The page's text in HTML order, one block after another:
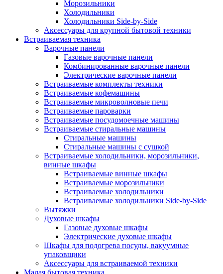
Морозильники
Холодильники
Холодильники Side-by-Side
Аксессуары для крупной бытовой техники
Встраиваемая техника
Варочные панели
Газовые варочные панели
Комбинированные варочные панели
Электрические варочные панели
Встраиваемые комплекты техники
Встраиваемые кофемашины
Встраиваемые микроволновые печи
Встраиваемые пароварки
Встраиваемые посудомоечные машины
Встраиваемые стиральные машины
Стиральные машины
Стиральные машины с сушкой
Встраиваемые холодильники, морозильники,
винные шкафы
Встраиваемые винные шкафы
Встраиваемые морозильники
Встраиваемые холодильники
Встраиваемые холодильники Side-by-Side
Вытяжки
Духовые шкафы
Газовые духовые шкафы
Электрические духовые шкафы
Шкафы для подогрева посуды, вакуумные
упаковщики
Аксессуары для встраиваемой техники
Малая бытовая техника